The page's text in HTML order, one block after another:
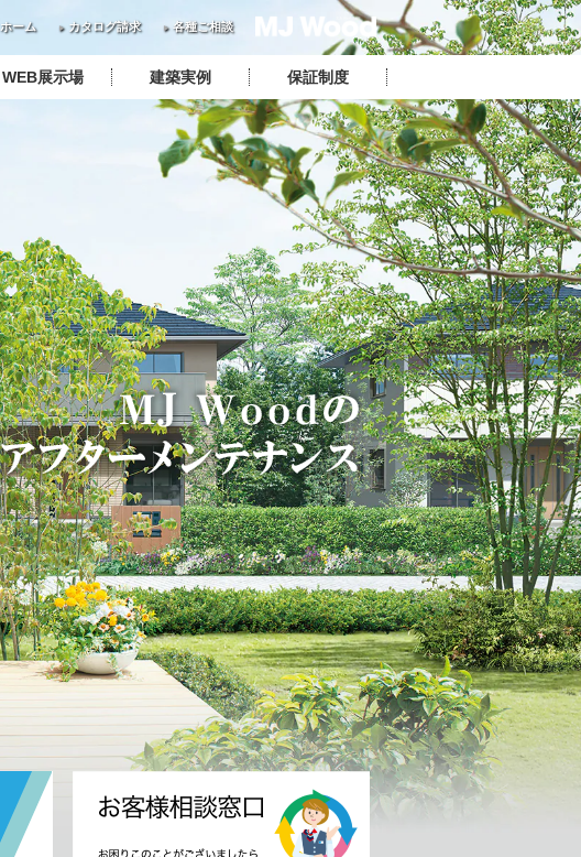
ホーム カタログ請求 各種ご相談
WEB展示場 建築実例 保証制度